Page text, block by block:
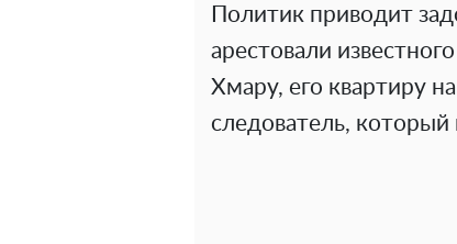
Политик приводит
арестовали
Хмару, его квартиру
следователь, который